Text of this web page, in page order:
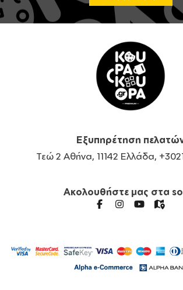
Εξυπηρέτηση
Τεώ 2 Αθήνα, 11142 Ελλάδα,
Ακολουθήστε μας στα